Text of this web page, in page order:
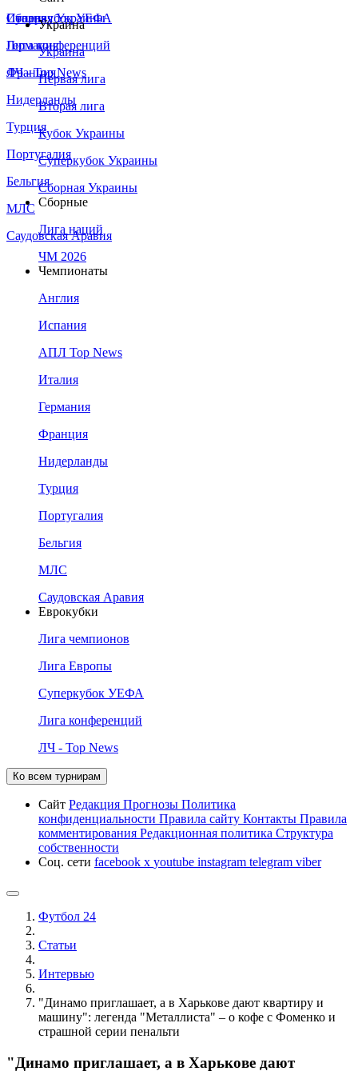
Сборная Украины
Италия
Германия
Франция
Нидерланды
Турция
Португалия
Бельгия
МЛС
Саудовская Аравия
Суперкубок УЕФА
Лига конференций
ЛЧ - Top News
Украина
Украина
Первая лига
Вторая лига
Кубок Украины
Суперкубок Украины
Сборная Украины
Сборные
Лига наций
ЧМ 2026
Чемпионаты
Англия
Испания
АПЛ Top News
Италия
Германия
Франция
Нидерланды
Турция
Португалия
Бельгия
МЛС
Саудовская Аравия
Еврокубки
Лига чемпионов
Лига Европы
Суперкубок УЕФА
Лига конференций
ЛЧ - Top News
Ко всем турнирам
Сайт Редакция Прогнозы Политика
конфиденциальности Правила сайту Контакты Правила
комментирования Редакционная политика Структура
собственности
Соц. сети facebook x youtube instagram telegram viber
Футбол 24
Статьи
Интервью
"Динамо приглашает, а в Харькове дают квартиру и
машину": легенда "Металлиста" – о кофе с Фоменко и
страшной серии пенальти
"Динамо приглашает, а в Харькове дают